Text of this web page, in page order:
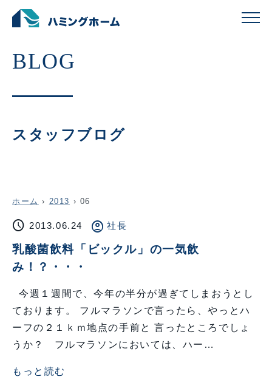
スタッフブログ
ホーム › 2013 › 06
schedule 2013.06.24 account_circle 社長
乳酸菌飲料「ビックル」の一気飲
み！？・・・
今週１週間で、今年の半分が過ぎてしまおうとし
ております。 フルマラソンで言ったら、やっとハ
ーフの２１ｋｍ地点の手前と 言ったところでしょ
うか？ フルマラソンにおいては、ハー…
もっと読む